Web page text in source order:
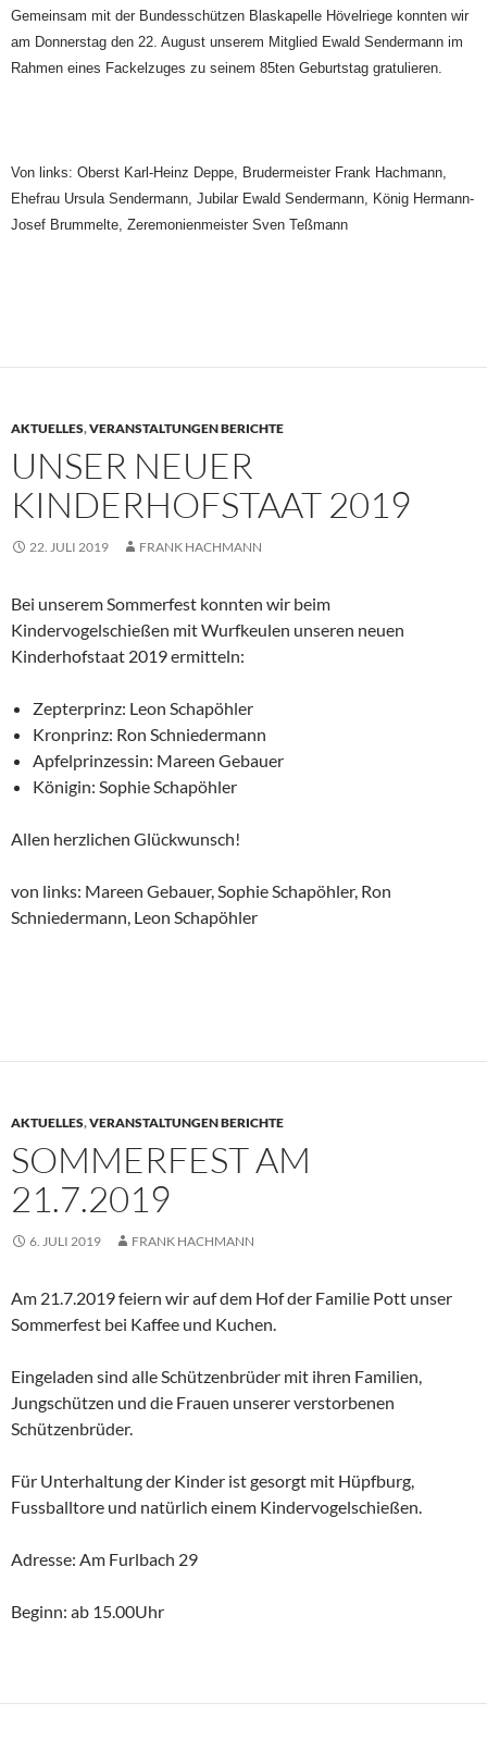
Gemeinsam mit der Bundesschützen Blaskapelle Hövelriege konnten wir
am Donnerstag den 22. August unserem Mitglied Ewald Sendermann im
Rahmen eines Fackelzuges zu seinem 85ten Geburtstag gratulieren.
Von links: Oberst Karl-Heinz Deppe, Brudermeister Frank Hachmann,
Ehefrau Ursula Sendermann, Jubilar Ewald Sendermann, König Hermann-
Josef Brummelte, Zeremonienmeister Sven Teßmann
AKTUELLES,VERANSTALTUNGEN BERICHTE
UNSER NEUER
KINDERHOFSTAAT 2019
22. JULI 2019 FRANK HACHMANN
Bei unserem Sommerfest konnten wir beim
Kindervogelschießen mit Wurfkeulen unseren neuen
Kinderhofstaat 2019 ermitteln:
Zepterprinz: Leon Schapöhler
Kronprinz: Ron Schniedermann
Apfelprinzessin: Mareen Gebauer
Königin: Sophie Schapöhler
Allen herzlichen Glückwunsch!
von links: Mareen Gebauer, Sophie Schapöhler, Ron
Schniedermann, Leon Schapöhler
AKTUELLES,VERANSTALTUNGEN BERICHTE
SOMMERFEST AM
21.7.2019
6. JULI 2019 FRANK HACHMANN
Am 21.7.2019 feiern wir auf dem Hof der Familie Pott unser
Sommerfest bei Kaffee und Kuchen.
Eingeladen sind alle Schützenbrüder mit ihren Familien,
Jungschützen und die Frauen unserer verstorbenen
Schützenbrüder.
Für Unterhaltung der Kinder ist gesorgt mit Hüpfburg,
Fussballtore und natürlich einem Kindervogelschießen.
Adresse: Am Furlbach 29
Beginn: ab 15.00Uhr